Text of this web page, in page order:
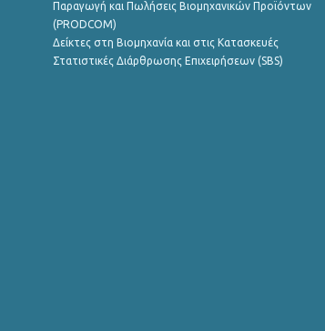
Παραγωγή και Πωλήσεις Βιομηχανικών Προϊόντων
(PRODCOM)
Δείκτες στη Βιομηχανία και στις Κατασκευές
Στατιστικές Διάρθρωσης Επιχειρήσεων (SBS)